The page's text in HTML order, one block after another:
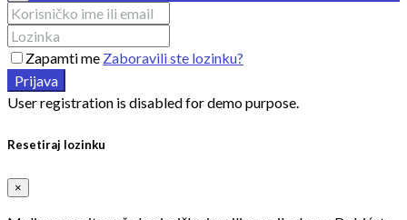
Zapamti me Zaboravili ste lozinku?
Prijava
User registration is disabled for demo purpose.
Resetiraj lozinku
×